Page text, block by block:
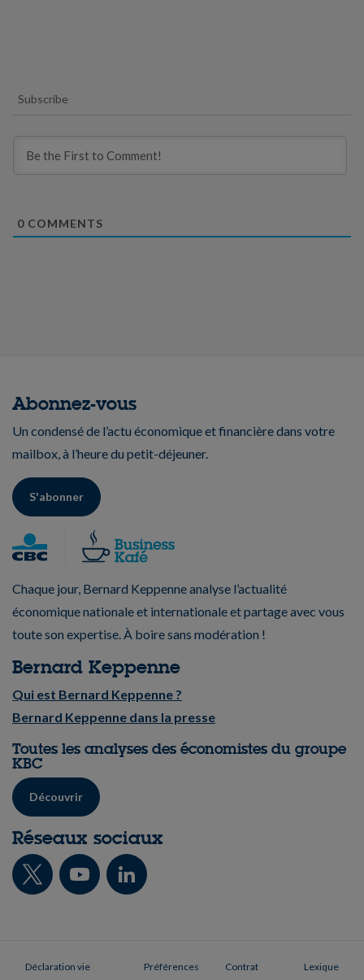
Subscribe
0 COMMENTS
Abonnez-vous
Un condensé de l’actu économique et financière dans votre
mailbox, à l’heure du petit-déjeuner.
S'abonner
Chaque jour, Bernard Keppenne analyse l’actualité
économique nationale et internationale et partage avec vous
toute son expertise. À boire sans modération !
Bernard Keppenne
Qui est Bernard Keppenne ?
Bernard Keppenne dans la presse
Toutes les analyses des économistes du groupe
KBC
Découvrir
Réseaux sociaux
Déclaration vie Préférences Contrat Lexique